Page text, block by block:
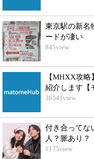
東京駅の新名
ードが凄い
845view
【MHXX攻
紹介します【
36541view
付き合ってな
人？脈あり？
1175view